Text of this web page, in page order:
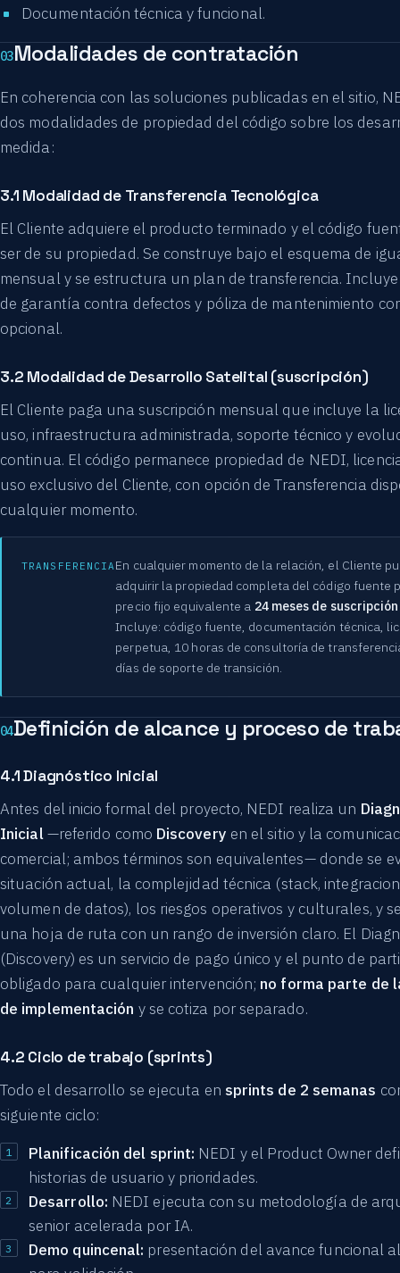
Documentación técnica y funcional.
03Modalidades de contratación
En coherencia con las soluciones publicadas en el sitio,
dos modalidades de propiedad del código sobre los
medida:
3.1 Modalidad de Transferencia Tecnológica
El Cliente adquiere el producto terminado y el código
ser de su propiedad. Se construye bajo el esquema de
mensual y se estructura un plan de transferencia.
de garantía contra defectos y póliza de mantenimiento
opcional.
3.2 Modalidad de Desarrollo Satelital (suscripción)
El Cliente paga una suscripción mensual que incluye la
uso, infraestructura administrada, soporte técnico y
continua. El código permanece propiedad de NEDI,
uso exclusivo del Cliente, con opción de Transferencia
cualquier momento.
TRANSFERENCIA En cualquier momento de la relación, el Cliente
adquirir la propiedad completa del código fuente
precio fijo equivalente a 24 meses de suscripción
Incluye: código fuente, documentación técnica,
perpetua, 10 horas de consultoría de
días de soporte de transición.
04Definición de alcance y proceso de
4.1 Diagnóstico Inicial
Antes del inicio formal del proyecto, NEDI realiza un
Inicial—referido como Discovery en el sitio y la
comercial; ambos términos son equivalentes— donde se
situación actual, la complejidad técnica (stack,
volumen de datos), los riesgos operativos y culturales, y
una hoja de ruta con un rango de inversión claro. El
(Discovery) es un servicio de pago único y el punto de
obligado para cualquier intervención; no forma parte de
de implementación y se cotiza por separado.
4.2 Ciclo de trabajo (sprints)
Todo el desarrollo se ejecuta en sprints de 2 semanas
siguiente ciclo:
Planificación del sprint: NEDI y el Product Owner
historias de usuario y prioridades.
Desarrollo: NEDI ejecuta con su metodología de
senior acelerada por IA.
Demo quincenal: presentación del avance funcional